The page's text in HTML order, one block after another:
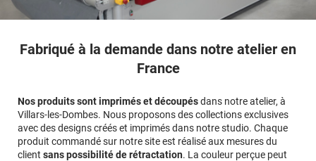
Fabriqué à la demande dans notre atelier en
France
Nos produits sont imprimés et découpésdans notre atelier, à
Villars-les-Dombes. Nous proposons des collections exclusives
avec des designs créés et imprimés dans notre studio. Chaque
produit commandé sur notre site est réalisé aux mesures du
client sans possibilité de rétractation. La couleur perçue peut